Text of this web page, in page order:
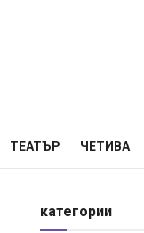
ТЕАТЪР ЧЕТИВА
категории